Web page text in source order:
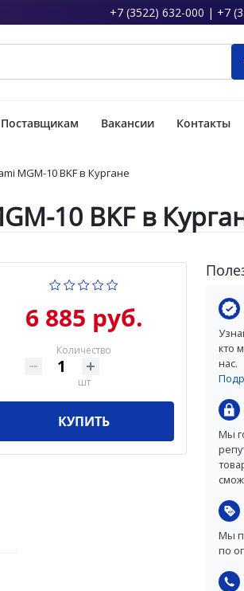
+7 (3522) 632-000 | +7
Поставщикам Вакансии Контакты
MGM-10 BKF в Кургане
10 BKF в
6 885 руб.
Количество
шт
КУПИТЬ
кто
нас.
Мы
Мы
по